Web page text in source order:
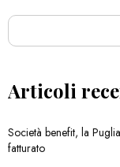
Articoli
Società benefit, la
fatturato